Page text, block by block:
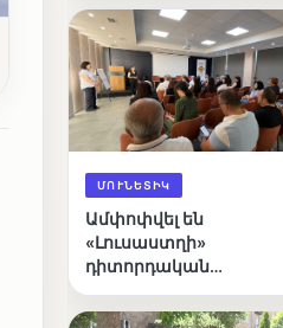
ճանապարհը
ՄՈՒՆԵՏԻԿ
Ամփոփվել են
«Լուսաստղի»
դիտորդական
արդյունքները